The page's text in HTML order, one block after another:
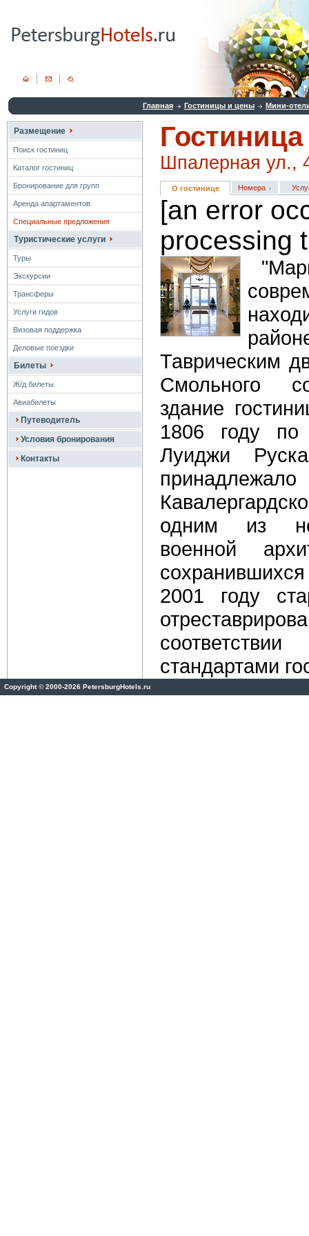
Главная Гостиницы и цены Мини-
Размещение
Поиск гостиниц
Каталог гостиниц
Бронирование для групп
Аренда апартаментов
Специальные предложения
Туристические услуги
Туры
Экскурсии
Трансферы
Услуги гидов
Визовая поддержка
Деловые поездки
Билеты
Ж/д билеты
Авиабилеты
Путеводитель
Условия бронирования
Контакты
Шпалерная ул.,
О гостинице Номера
[an error
processing
Таврическим
Смольного
здание
1806 году по
Луиджи
одним из
военной
2001 году
стандартами
Copyright©2000-2026 PetersburgHotels.ru